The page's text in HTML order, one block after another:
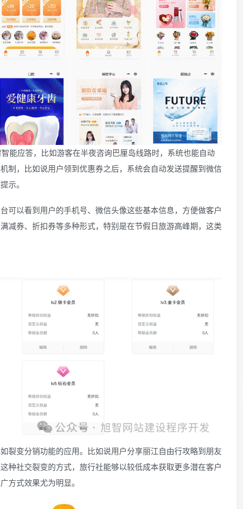
能应答，比如游客在半夜咨询巴厘岛线路时，系统也能自动
制，比如说用户领到优惠券之后，系统会自动发送提醒到微信
示。
可以看到用户的手机号、微信头像这些基本信息，方便做客户
减券、折扣券等多种形式，特别是在节假日旅游高峰期，这类
裂变分销功能的应用。比如说用户分享丽江自由行攻略到朋友
种社交裂变的方式，旅行社能够以较低成本获取更多潜在客户
方式效果尤为明显。